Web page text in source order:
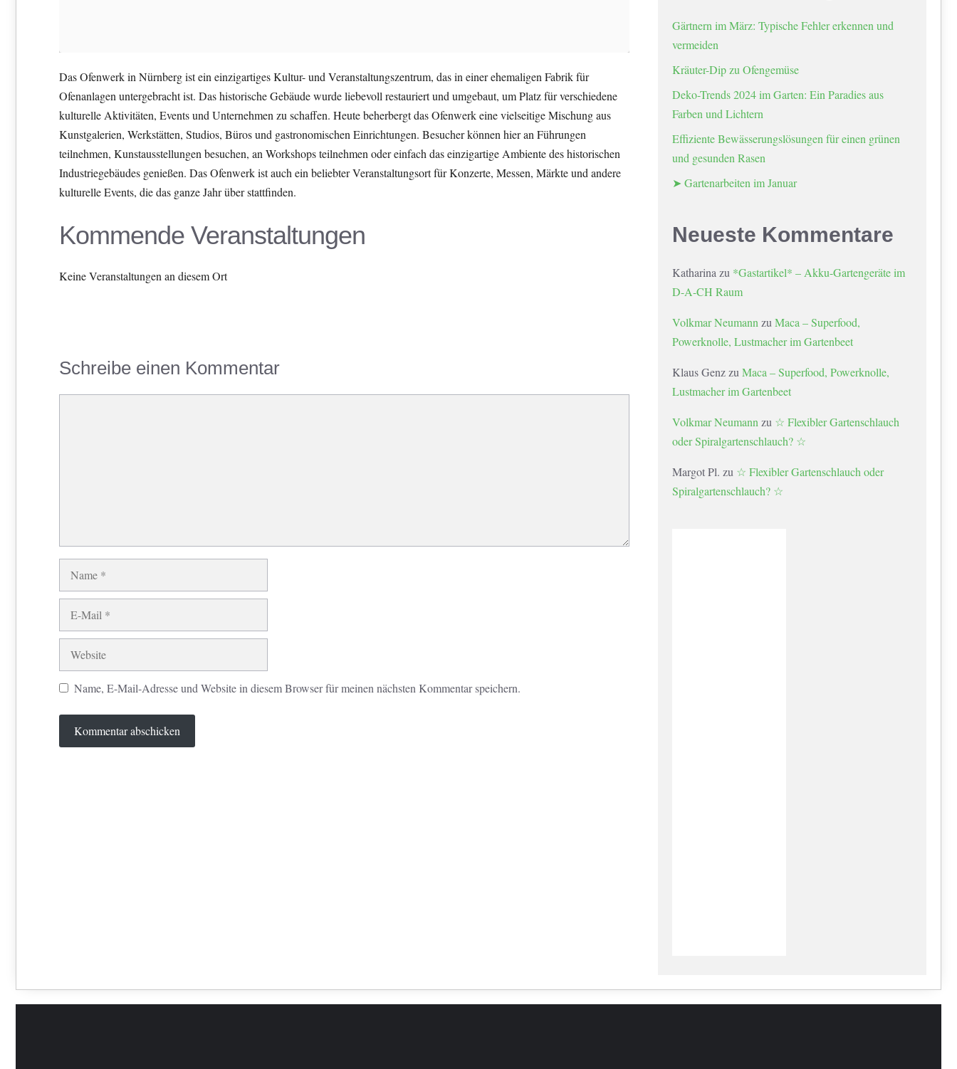
Das Ofenwerk in Nürnberg ist ein einzigartiges Kultur- und Veranstaltungszentrum, das in einer ehemaligen Fabrik für
Ofenanlagen untergebracht ist. Das historische Gebäude wurde liebevoll restauriert und umgebaut, um Platz für verschiedene
kulturelle Aktivitäten, Events und Unternehmen zu schaffen. Heute beherbergt das Ofenwerk eine vielseitige Mischung aus
Kunstgalerien, Werkstätten, Studios, Büros und gastronomischen Einrichtungen. Besucher können hier an Führungen
teilnehmen, Kunstausstellungen besuchen, an Workshops teilnehmen oder einfach das einzigartige Ambiente des historischen
Industriegebäudes genießen. Das Ofenwerk ist auch ein beliebter Veranstaltungsort für Konzerte, Messen, Märkte und andere
kulturelle Events, die das ganze Jahr über stattfinden.
Kommende Veranstaltungen
Keine Veranstaltungen an diesem Ort
Schreibe einen Kommentar
Website
Name, E-Mail-Adresse und Website in diesem Browser für meinen nächsten Kommentar speichern.
Gärtnern im März: Typische Fehler erkennen und
vermeiden
Kräuter-Dip zu Ofengemüse
Deko-Trends 2024 im Garten: Ein Paradies aus
Farben und Lichtern
Effiziente Bewässerungslösungen für einen grünen
und gesunden Rasen
➤ Gartenarbeiten im Januar
Neueste Kommentare
Katharina zu *Gastartikel* – Akku-Gartengeräte im
D-A-CH Raum
Volkmar Neumann zu Maca – Superfood,
Powerknolle, Lustmacher im Gartenbeet
Klaus Genzzu Maca – Superfood, Powerknolle,
Lustmacher im Gartenbeet
Volkmar Neumann zu ☆ Flexibler Gartenschlauch
oder Spiralgartenschlauch? ☆
Margot Pl. zu ☆ Flexibler Gartenschlauch oder
Spiralgartenschlauch? ☆